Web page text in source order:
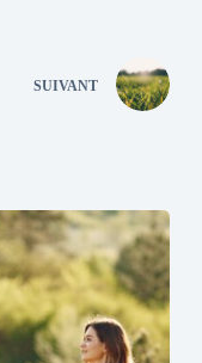
SUIVANT